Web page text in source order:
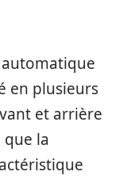
en plusieurs
et arrière
que la